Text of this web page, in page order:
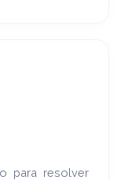
para resolver